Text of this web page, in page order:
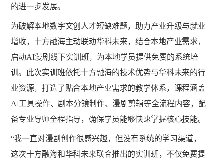
的进一步发展。
为破解本地数字文创人才短缺难题，助力产业升级与就业
增收，十方融海主动联动华科未来，结合本地产业需求，
启动AI漫剧线下实训班，为本地学员提供免费的系统培
训。此次实训班依托十方融海的技术优势与华科未来的行
业资源，打造了贴合本地产业需求的教学体系，课程涵盖
AI工具操作、剧本分镜制作、漫剧剪辑等全流程内容，配
备专业导师全程指导，确保学员能够快速掌握核心技能。
“我一直对漫剧创作很感兴趣，但没有系统的学习渠道，
这次十方融海和华科未来联合推出的实训班，不仅免费提